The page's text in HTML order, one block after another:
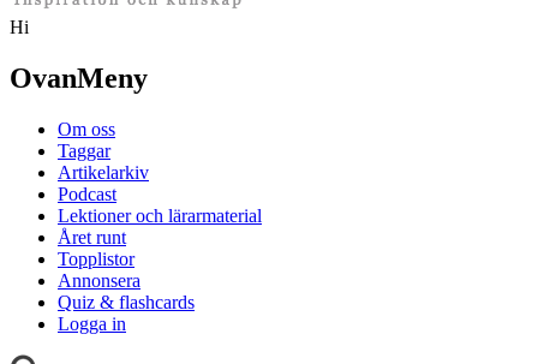
Hi
OvanMeny
Om oss
Taggar
Artikelarkiv
Podcast
Lektioner och lärarmaterial
Året runt
Topplistor
Annonsera
Quiz & flashcards
Logga in